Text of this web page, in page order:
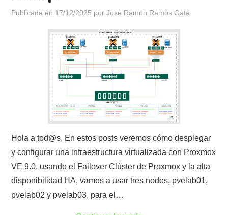
Publicada en 17/12/2025 porJose Ramon Ramos Gata
Hola a tod@s, En estos posts veremos cómo desplegar
y configurar una infraestructura virtualizada con Proxmox
VE 9.0, usando el Failover Clúster de Proxmox y la alta
disponibilidad HA, vamos a usar tres nodos, pvelab01,
pvelab02 y pvelab03, para el…